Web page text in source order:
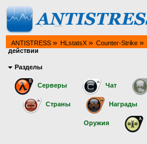
ANTISTRESS » HLstatsX » Counter-Strike »
действии
Разделы
Серверы Чат
Страны Награды
Оружия